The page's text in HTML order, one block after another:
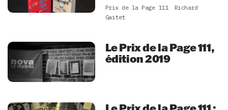
Prix de la Page 111
Richard
Gaitet
Le Prix de la Page 111,
édition 2019